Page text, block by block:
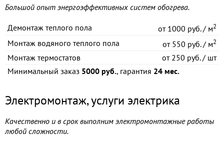
Большой опыт энергоэффективных систем обогрева.
Демонтаж теплого пола от1000 руб. / м2
Монтаж водяного теплого пола от550 руб. / м2
Монтаж термостатов от250 руб. / шт
Минимальный заказ 5000 руб., гарантия 24 мес.
Электромонтаж, услуги электрика
Качественно и в срок выполним электромонтажные работы
любой сложности.